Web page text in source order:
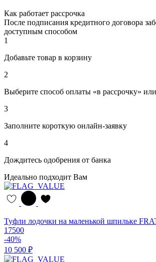
Как работает рассрочка
После подписания кредитного договора
доступным способом
1
Добавьте товар в корзину
2
Выберите способ оплаты «в рассрочку»
3
Заполните короткую онлайн-заявку
4
Дождитесь одобрения от банка
Идеально подходит Вам
Туфли лодочки на маленькой шпильке
17500
-40%
10 500 ₽